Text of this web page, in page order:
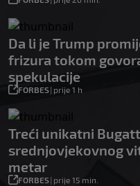
Da li je Trump
frizura tokom
spekulacije
FORBES| prije 1 h
Treći unikatni
srednjovjekovnog
metar
FORBES| prije 15 min.